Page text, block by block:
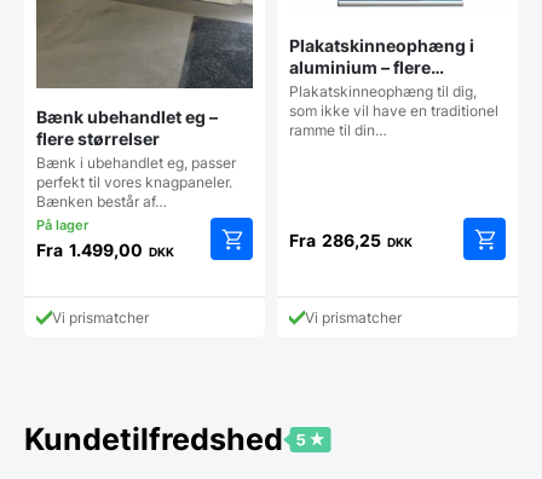
Bænk ubehandlet eg –
flere størrelser
Bænk i ubehandlet eg, passer
perfekt til vores knagpaneler.
Bænken består af…
Fra 1.499,00 DKK
vare
vælges
på
Vi prismatcher
Plakatskinneophæng i
aluminium – flere
størrelser
Plakatskinneophæng til dig,
som ikke vil have en traditionel
ramme til din…
Fra 286,25 DKK
vare
Vi prismatcher
Kundetilfredshed